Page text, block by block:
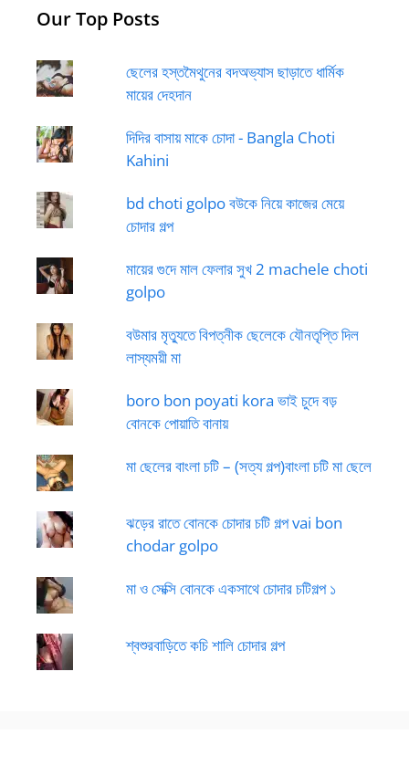
Our Top Posts
ছেলের হস্তমৈথুনের বদঅভ্যাস ছাড়াতে ধার্মিক
মায়ের দেহদান
দিদির বাসায় মাকে চোদা - Bangla Choti
Kahini
bd choti golpo বউকে নিয়ে কাজের মেয়ে
চোদার গল্প
মায়ের গুদে মাল ফেলার সুখ 2 machele choti
golpo
বউমার মৃত্যুতে বিপত্নীক ছেলেকে যৌনতৃপ্তি দিল
লাস্যময়ী মা
boro bon poyati kora ভাই চুদে বড়
বোনকে পোয়াতি বানায়
মা ছেলের বাংলা চটি – (সত্য গল্প)বাংলা চটি মা ছেলে
ঝড়ের রাতে বোনকে চোদার চটি গল্প vai bon
chodar golpo
মা ও সেক্সি বোনকে একসাথে চোদার চটিগল্প ১
শ্বশুরবাড়িতে কচি শালি চোদার গল্প